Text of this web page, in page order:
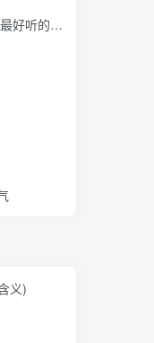
字气质高雅
义)